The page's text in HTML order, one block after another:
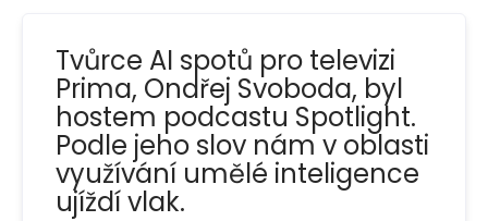
Tvůrce AI spotů pro televizi
Prima, Ondřej Svoboda, byl
hostem podcastu Spotlight.
Podle jeho slov nám v oblasti
využívání umělé inteligence
ujíždí vlak.